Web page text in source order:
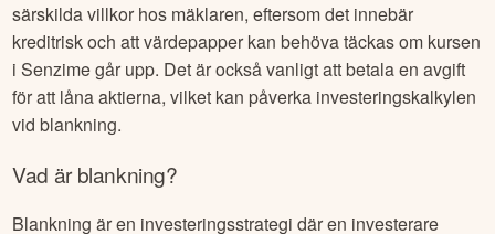
särskilda villkor hos mäklaren, eftersom det innebär
kreditrisk och att värdepapper kan behöva täckas om kursen
iSenzimegår upp. Det är också vanligt att betala en avgift
för att låna aktierna, vilket kan påverka investeringskalkylen
vid blankning.
Vad är blankning?
Blankning är en investeringsstrategi där en investerare